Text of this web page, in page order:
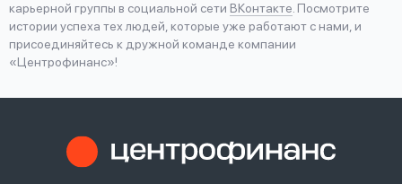
карьерной группы в социальной сети ВКонтакте . Посмотрите
истории успеха тех людей, которые уже работают с нами, и
присоединяйтесь к дружной команде компании
«Центрофинанс»!